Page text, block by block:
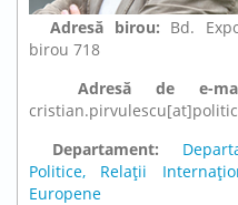
Adresă birou: Bd.
birou 718
Adresă de
Departament:
Politice, Relații
Europene